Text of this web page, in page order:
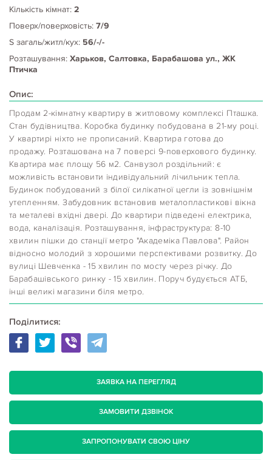
Кількість кімнат: 2
Поверх/поверховість: 7/9
S загаль/житл/кух: 56/-/-
Розташування: Харьков, Салтовка, Барабашова ул., ЖК
Птичка
Опис:
Продам 2-кімнатну квартиру в житловому комплексі Пташка.
Стан будівництва. Коробка будинку побудована в 21-му році.
У квартирі ніхто не прописаний. Квартира готова до
продажу. Розташована на 7 поверсі 9-поверхового будинку.
Квартира має площу 56 м2. Санвузол роздільний: є
можливість встановити індивідуальний лічильник тепла.
Будинок побудований з білої силікатної цегли із зовнішнім
утепленням. Забудовник встановив металопластикові вікна
та металеві вхідні двері. До квартири підведені електрика,
вода, каналізація. Розташування, інфраструктура: 8-10
хвилин пішки до станції метро "Академіка Павлова". Район
відносно молодий з хорошими перспективами розвитку. До
вулиці Шевченка - 15 хвилин по мосту через річку. До
Барабашівського ринку - 15 хвилин. Поруч будується АТБ,
інші великі магазини біля метро.
Поділитися:
ЗАЯВКА НА ПЕРЕГЛЯД
ЗАМОВИТИ ДЗВІНОК
ЗАПРОПОНУВАТИ СВОЮ ЦІНУ